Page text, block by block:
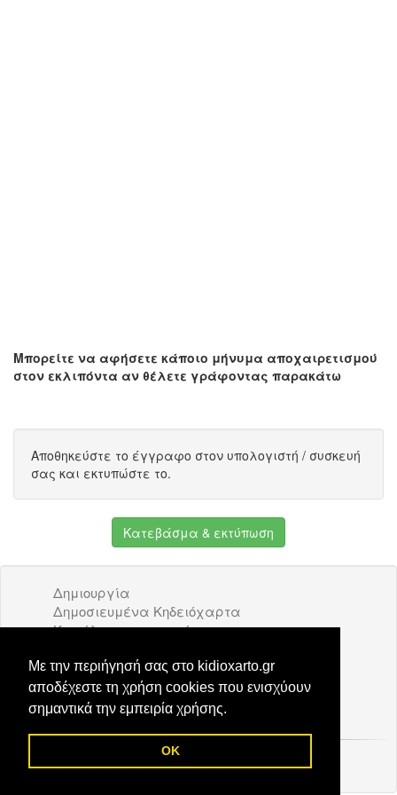
Με την περιήγησή σας στο kidioxarto.gr
αποδέχεστε τη χρήση cookies που ενισχύουν
σημαντικά την εμπειρία χρήσης.
OK
Μπορείτε να αφήσετε κάποιο μήνυμα αποχαιρετισμού
στον εκλιπόντα αν θέλετε γράφοντας παρακάτω
Αποθηκεύστε το έγγραφο στον υπολογιστή / συσκευή
σας και εκτυπώστε το.
Κατεβάσμα & εκτύπωση
Δημιουργία
Δημοσιευμένα Κηδειόχαρτα
Κατάλογος επιχειρήσεων
Διαφήμιση
Επικοινωνία
© 2026 Kidioxarto.gr /Επικοινωνία